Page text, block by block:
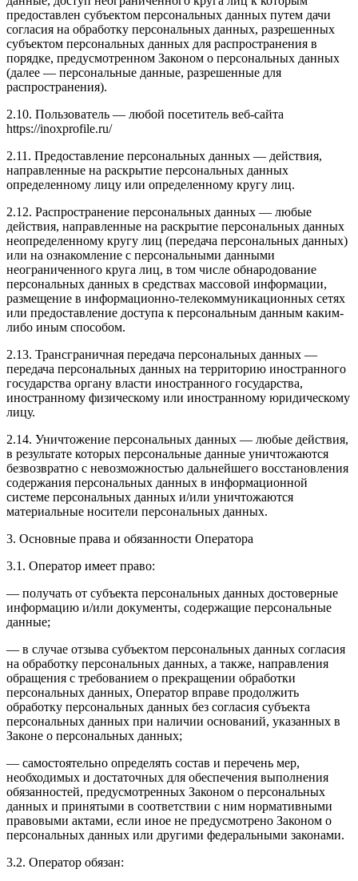
предоставлен субъектом персональных данных путем дачи
согласия на обработку персональных данных, разрешенных
субъектом персональных данных для распространения в
порядке, предусмотренном Законом о персональных данных
(далее — персональные данные, разрешенные для
распространения).
2.10. Пользователь — любой посетитель веб-сайта
https://inoxprofile.ru/
2.11. Предоставление персональных данных — действия,
направленные на раскрытие персональных данных
определенному лицу или определенному кругу лиц.
2.12. Распространение персональных данных — любые
действия, направленные на раскрытие персональных данных
неопределенному кругу лиц (передача персональных данных)
или на ознакомление с персональными данными
неограниченного круга лиц, в том числе обнародование
персональных данных в средствах массовой информации,
размещение в информационно-телекоммуникационных сетях
или предоставление доступа к персональным данным каким-
либо иным способом.
2.13. Трансграничная передача персональных данных —
передача персональных данных на территорию иностранного
государства органу власти иностранного государства,
иностранному физическому или иностранному юридическому
лицу.
2.14. Уничтожение персональных данных — любые действия,
в результате которых персональные данные уничтожаются
безвозвратно с невозможностью дальнейшего восстановления
содержания персональных данных в информационной
системе персональных данных и/или уничтожаются
материальные носители персональных данных.
3. Основные права и обязанности Оператора
3.1. Оператор имеет право:
— получать от субъекта персональных данных достоверные
информацию и/или документы, содержащие персональные
данные;
— в случае отзыва субъектом персональных данных согласия
на обработку персональных данных, а также, направления
обращения с требованием о прекращении обработки
персональных данных, Оператор вправе продолжить
обработку персональных данных без согласия субъекта
персональных данных при наличии оснований, указанных в
Законе о персональных данных;
— самостоятельно определять состав и перечень мер,
необходимых и достаточных для обеспечения выполнения
обязанностей, предусмотренных Законом о персональных
данных и принятыми в соответствии с ним нормативными
правовыми актами, если иное не предусмотрено Законом о
персональных данных или другими федеральными законами.
3.2. Оператор обязан: